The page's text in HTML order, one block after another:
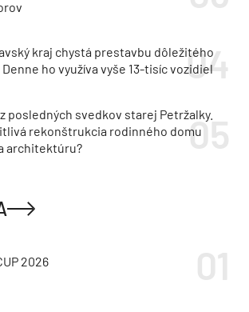
ho využíva vyše 13-tisíc vozidiel
rekonštrukcia rodinného domu
architektúru?